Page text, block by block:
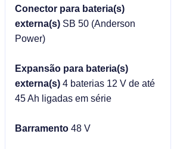
Conector para bateria(s)
externa(s) SB 50 (Anderson
Power)
Expansão para bateria(s)
externa(s) 4 baterias 12 V de até
45 Ah ligadas em série
Barramento 48 V